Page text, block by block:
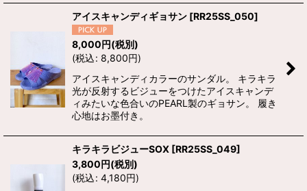
アイスキャンディギョサン [RR25SS_050]
8,000円(税別)
(税込: 8,800円)
アイスキャンディカラーのサンダル。 キラキラ
光が反射するビジューをつけたアイスキャンデ
ィみたいな色合いのPEARL製のギョサン。 履き
心地はお墨付き。
キラキラビジューSOX [RR25SS_049]
3,800円(税別)
(税込: 4,180円)